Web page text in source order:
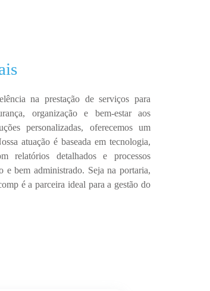
na prestação de serviços para
organização e bem-estaraos
personalizadas, oferecemos um
atuação é baseada em tecnologia,
relatórios detalhadose processos
e bem administrado. Seja na portaria,
é a parceira ideal para a gestão do